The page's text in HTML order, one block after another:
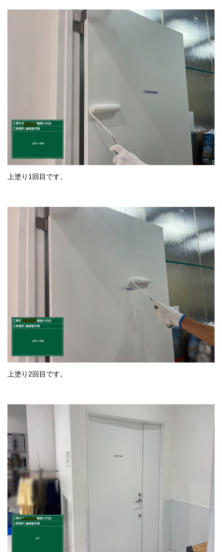
上塗り1回目です。
上塗り2回目です。